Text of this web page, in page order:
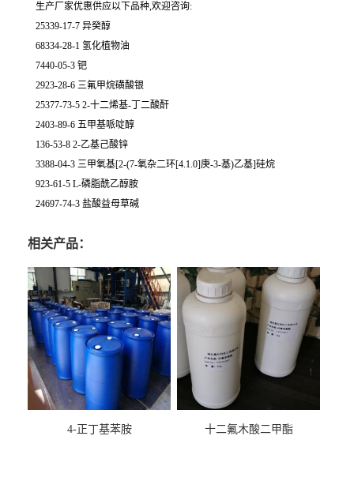
生产厂家优惠供应以下品种,欢迎咨询:
25339-17-7 异癸醇
68334-28-1 氢化植物油
7440-05-3 钯
2923-28-6 三氟甲烷磺酸银
25377-73-5 2-十二烯基-丁二酸酐
2403-89-6 五甲基哌啶醇
136-53-8 2-乙基己酸锌
3388-04-3 三甲氧基[2-(7-氧杂二环[4.1.0]庚-3-基)乙基]硅烷
923-61-5 L-磷脂酰乙醇胺
24697-74-3 盐酸益母草碱
相关产品：
4-正丁基苯胺 十二氟木酸二甲酯